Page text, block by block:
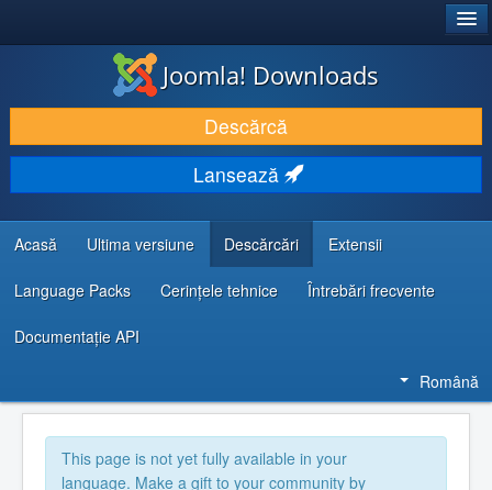
DESCARCĂ & ȘI EXTINDE
DESCOPERĂ & ÎNVAȚĂ
COMUNITATE & SUPORT
RESURSE DEZVOLTATORI
Joomla! Downloads
Descărcă
Lansează
Acasă Ultima versiune Descărcări Extensii
Language Packs Cerințele tehnice Întrebări frecvente
Documentaţie API
Română
This page is not yet fully available in your
language. Make a gift to your community by